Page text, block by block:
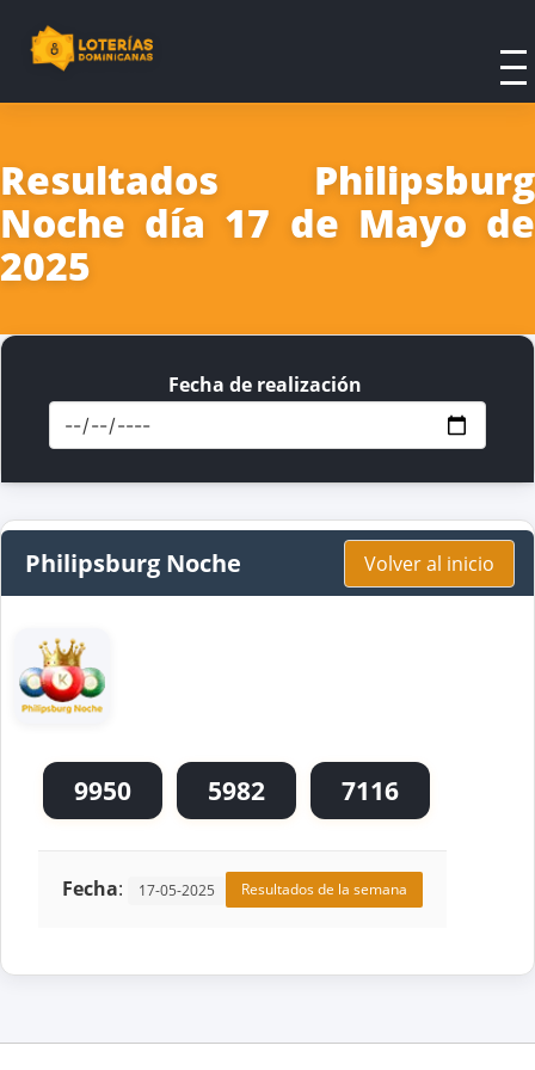
Resultados Philipsburg
Noche día 17 de Mayo de
2025
Fecha de realización
Philipsburg Noche Volver al inicio
9950 5982 7116
Fecha: 17-05-2025 Resultados de la semana